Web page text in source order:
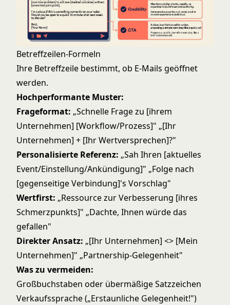
Betreffzeilen-Formeln
Ihre Betreffzeile bestimmt, ob E-Mails geöffnet
werden.
Hochperformante Muster:
Frageformat: „Schnelle Frage zu [ihrem
Unternehmen] [Workflow/Prozess]" „[Ihr
Unternehmen] + [Ihr Wertversprechen]?"
Personalisierte Referenz: „Sah Ihren [aktuelles
Event/Einstellung/Ankündigung]" „Folge nach
[gegenseitige Verbindung]'s Vorschlag"
Wertfirst: „Ressource zur Verbesserung [ihres
Schmerzpunkts]" „Dachte, Ihnen würde das
gefallen"
Direkter Ansatz: „[Ihr Unternehmen] <> [Mein
Unternehmen]" „Partnership-Gelegenheit"
Was zu vermeiden:
Großbuchstaben oder übermäßige Satzzeichen
Verkaufssprache („Erstaunliche Gelegenheit!")